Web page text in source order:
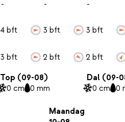
-
4 bft
3 bft
-
3 bft
2 bft
-
3 bft
2 bft
Top (09-08)
0 cm 0 mm
Dal (09-
0 cm 0
Maandag